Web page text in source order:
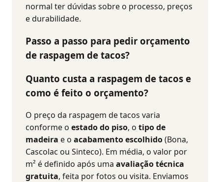
normal ter dúvidas sobre o processo, preços
e durabilidade.
Passo a passo para pedir orçamento
de raspagem de tacos?
Quanto custa a raspagem de tacos e
como é feito o orçamento?
O preço da raspagem de tacos varia
conforme o estado do piso, o tipo de
madeira e o acabamento escolhido(Bona,
Cascolac ou Sinteco). Em média, o valor por
m² é definido após uma avaliação técnica
gratuita, feita por fotos ou visita. Enviamos